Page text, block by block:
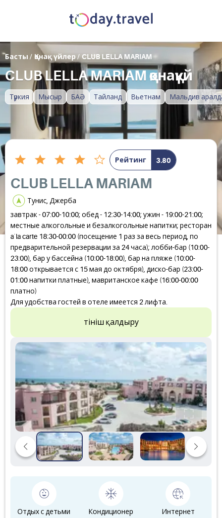
Түркия Мысыр БАӘ Тайланд Вьетнам Мальдив
Басты / Қонақ үйлер/ CLUB LELLA MARIAM
CLUB LELLA MARIAM қонақүй
Рейтинг 3.80
CLUB LELLA MARIAM
Тунис, Джерба
завтрак - 07:00-10:00; обед - 12:30-14:00; ужин - 19:00-21:00;
местные алкогольные и безалкогольные напитки; ресторан
a`la carte 18:30-00:00 (посещение 1 раз за весь период, по
предварительной резервации за 24 часа); лобби-бар (10:00-
23:00), бар у бассейна (10:00-18:00), бар на пляже (10:00-
18:00 открывается с 15 мая до октября), диско-бар (23:00-
01:00 напитки платные), мавританское кафе (16:00-00:00
платно)
Для удобства гостей в отеле имеется 2 лифта.
Өтініш қалдыру
Отдых с детьми Кондиционер Интернет